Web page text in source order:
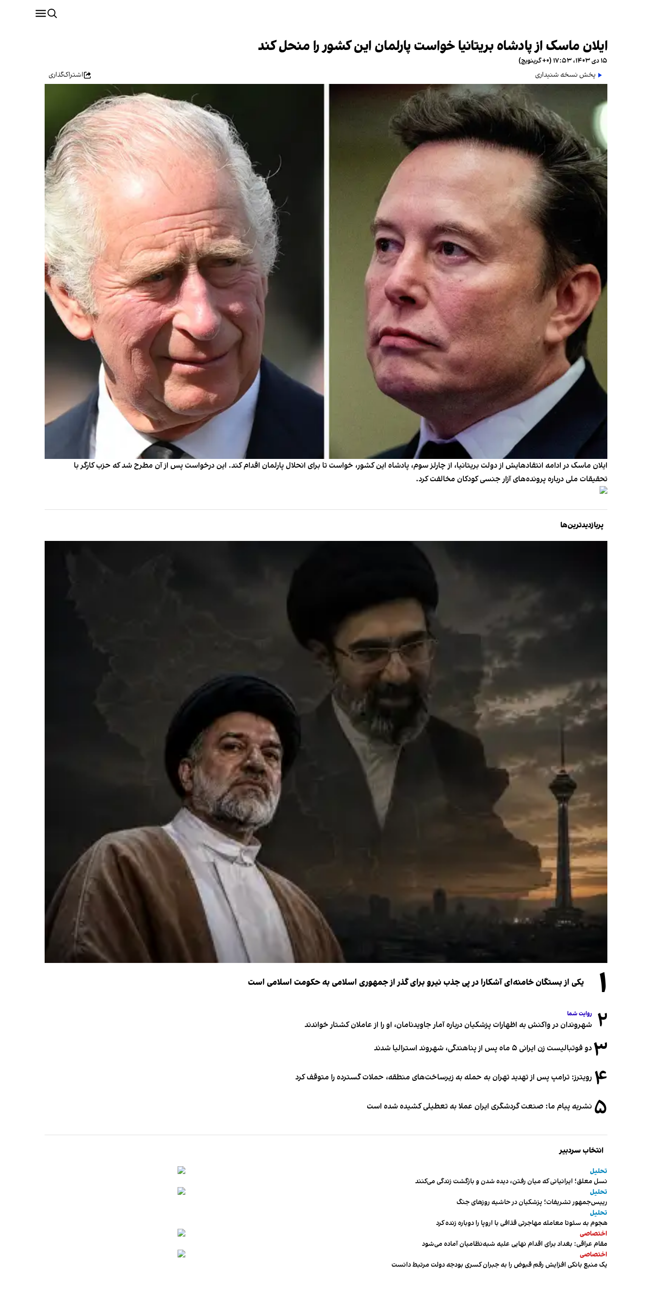
ایلان ماسک از پادشاه بریتانیا خواست پارلمان این کشور را منحل کند
۱۵ دی ۱۴۰۳، ۱۷:۵۳ (‎+۰ گرینویچ)
پخش نسخه شنیداری
اشتراک‌گذاری
ایلان ماسک در ادامه انتقادهایش از دولت بریتانیا، از چارلز سوم، پادشاه این کشور، خواست تا برای انحلال پارلمان اقدام کند. این درخواست پس از آن مطرح شد که حزب کارگر با
تحقیقات ملی درباره پرونده‌های آزار جنسی کودکان مخالفت کرد.
پربازدیدترین‌ها
۱ یکی از بستگان خامنه‌ای آشکارا در پی جذب نیرو برای گذر از جمهوری اسلامی به حکومت اسلامی است
۲ روایت شما
شهروندان در واکنش به اظهارات پزشکیان درباره آمار جاویدنامان، او را از عاملان کشتار خواندند
۳دو فوتبالیست زن ایرانی ۵ ماه پس از پناهندگی، شهروند استرالیا شدند
۴ رویترز: ترامپ پس از تهدید تهران به حمله به زیرساخت‌های منطقه، حملات گسترده را متوقف کرد
۵ نشریه پیام ما: صنعت گردشگری ایران عملا به تعطیلی کشیده شده است
انتخاب سردبیر
تحلیل
نسل معلق؛ ایرانیانی که میان رفتن، دیده شدن و بازگشت زندگی می‌کنند
تحلیل
رییس‌جمهور تشریفات؛ پزشکیان در حاشیه روزهای جنگ
تحلیل
هجوم به سئوتا معامله مهاجرتی قذافی با اروپا را دوباره زنده کرد
اختصاصی
مقام عراقی: بغداد برای اقدام نهایی علیه شبه‌نظامیان آماده می‌شود
اختصاصی
یک منبع بانکی افزایش رقم قبوض را به جبران کسری بودجه دولت مرتبط دانست